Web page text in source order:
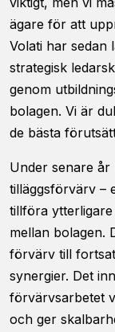
ägare för att
Volati har sedan
strategisk
genom
bolagen. Vi är
de bästa
Under senare
tilläggsförvärv –
tillföra
mellan bolagen.
förvärv till
synergier. Det
förvärvsarbetet
och ger